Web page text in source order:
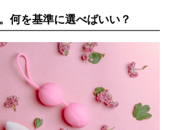
何を基準に選べばいい？